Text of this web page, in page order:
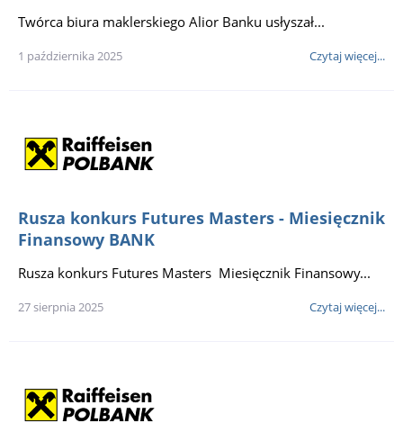
Twórca biura maklerskiego Alior Banku usłyszał...
1 października 2025 Czytaj więcej...
Rusza konkurs Futures Masters - Miesięcznik
Finansowy BANK
Rusza konkurs Futures Masters Miesięcznik Finansowy...
27 sierpnia 2025 Czytaj więcej...